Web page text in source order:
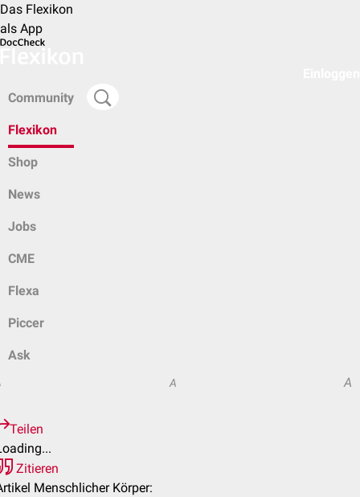
Das Flexikon
als App
Community
Flexikon
Shop
News
Jobs
CME
Flexa
Piccer
Ask
A A
Teilen
Zitieren
Menschlicher Körper: